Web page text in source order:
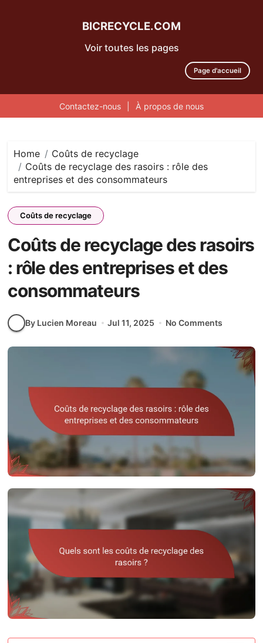
Voir toutes les pages
BICRECYCLE.COM
Page d'accueil
Contactez-nous À propos de nous
content
Home
Coûts de recyclage
Coûts de recyclage des rasoirs : rôle des
entreprises et des consommateurs
Coûts de recyclage
Coûts de recyclage des rasoirs
: rôle des entreprises et des
consommateurs
By Lucien Moreau Jul 11, 2025 No Comments